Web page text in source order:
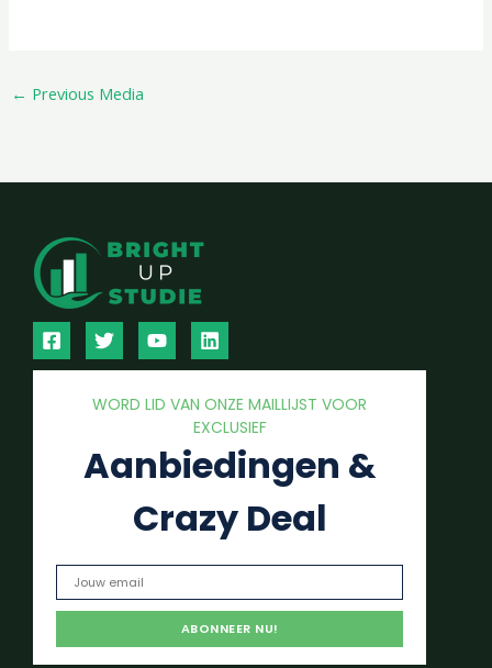
← Previous Media
WORD LID VAN ONZE MAILLIJST VOOR
EXCLUSIEF
Aanbiedingen &
Crazy Deal